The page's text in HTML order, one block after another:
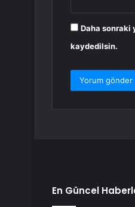
Daha sonraki
kaydedilsin.
En Güncel